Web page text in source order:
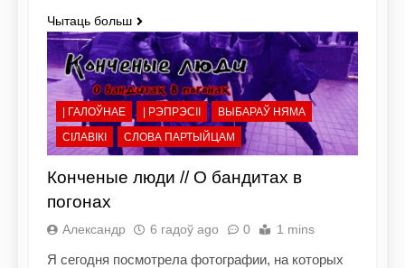
Чытаць больш
| ГАЛОЎНАЕ | РЭПРЭСІІ
ВЫБАРАЎ НЯМА
СІЛАВІКІ
СЛОВА ПАРТЫЙЦАМ
Конченые люди // О бандитах в
погонах
Александр 6 гадоў ago 0 1 mins
Я сегодня посмотрела фотографии, на которых